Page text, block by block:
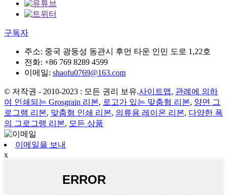
구독자
주소: 중국 광둥성 동관시 후먼 타운 인민 도로 1,22호
전화: +86 769 8289 4599
이메일: shaofu0769@163.com
© 저작권 - 2010-2023 : 모든 권리 보유.사이트맵, 관례에 의하
여 인쇄되는 Grosgrain 리본, 로고가 있는 맞춤형 리본, 양면 그
로그랭 리본, 맞춤형 인쇄 리본, 의류용 레이온 리본, 다양한 폭
의 그로그랭 리본, 모든 상품
이메일을 보내
x